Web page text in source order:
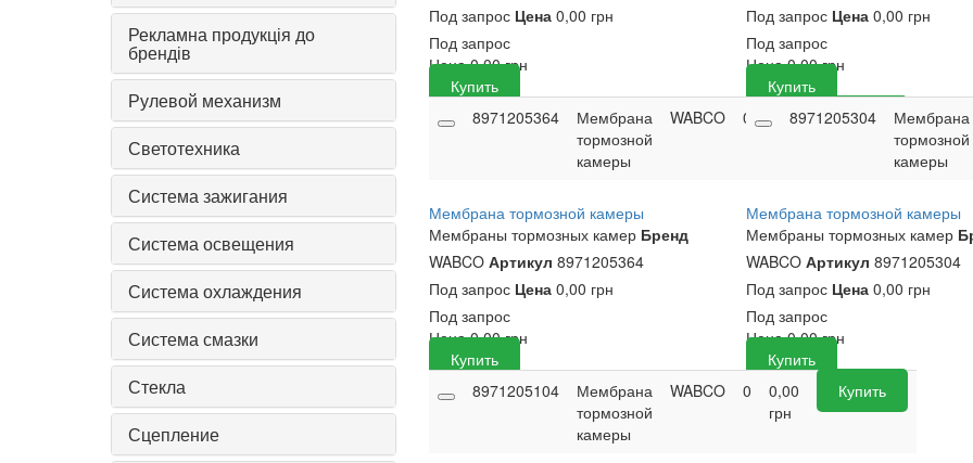
Рекламна продукція до
брендів
Рулевой механизм
Светотехника
Система зажигания
Система освещения
Система охлаждения
Система смазки
Стекла
Сцепление
Под запрос Цена0,00 грн
Под запрос
Цена 0,00грн
Купить
Под запрос Цена0,00 грн
Под запрос
Цена 0,00грн
Купить
8971205364
Мембрана
тормозной
камеры
WABCO 0
0,00
Купить
Мембрана тормозной камеры
Мембраны тормозных камер Бренд
WABCO Артикул 8971205364
Под запрос Цена0,00 грн
Под запрос
Цена 0,00грн
Купить
8971205304
Мембрана
тормозной
камеры
Мембрана тормозной камеры
Мембраны тормозных камер
WABCO Артикул 8971205304
Под запрос Цена0,00 грн
Под запрос
Цена 0,00грн
Купить
8971205104
Мембрана
тормозной
камеры
WABCO 0
0,00
грн
Купить